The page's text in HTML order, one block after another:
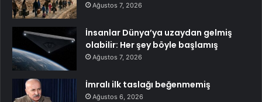
Ağustos 7, 2026
İnsanlar Dünya’ya uzaydan gelmiş
olabilir: Her şey böyle başlamış
Ağustos 7, 2026
İmralı ilk taslağı beğenmemiş
Ağustos 6, 2026